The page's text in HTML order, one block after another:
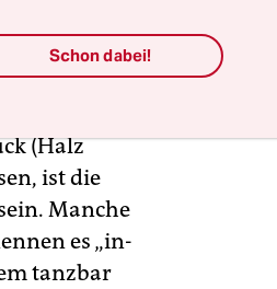
Guter
.“
(Halz
ist die
Manche
es „in-
tanzbar
Schon dabei!